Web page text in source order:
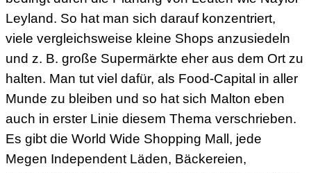
Leyland. So hat man sich darauf konzentriert,
viele vergleichsweise kleine Shops anzusiedeln
und z. B. große Supermärkte eher aus dem Ort zu
halten. Man tut viel dafür, als Food-Capital in aller
Munde zu bleiben und so hat sich Malton eben
auch in erster Linie diesem Thema verschrieben.
Es gibt die World Wide Shopping Mall, jede
Megen Independent Läden, Bäckereien,